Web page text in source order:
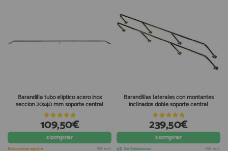
Barandilla tubo eliptico acero inox
seccion 20x40 mm soporte central
109,50€
comprar
Seleccionar opción IVA incl.
Barandillas laterales con montantes
inclinados doble soporte central
239,50€
comprar
En Existencias IVA incl.